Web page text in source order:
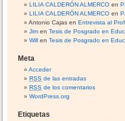
LILIA CALDERÓN ALMERCO en
LILIA CALDERÓN ALMERCO en
Antonio Cajas enEntrevista al
Jim enTesis de Posgrado en
Will enTesis de Posgrado en
Meta
Acceder
RSS de las entradas
RSS de los comentarios
WordPress.org
Etiquetas